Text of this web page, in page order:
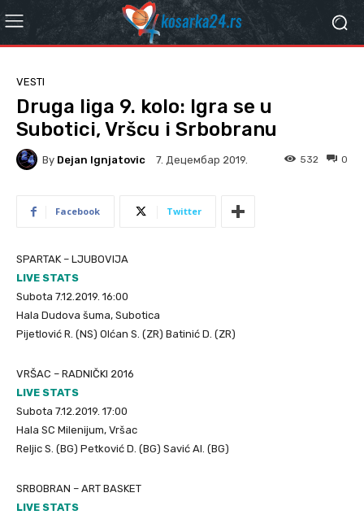
VESTI
Druga liga 9. kolo: Igra se u
Subotici, Vršcu i Srbobranu
By Dejan Ignjatovic 7. Децембар 2019. 0
532
Facebook Twitter
SPARTAK – LJUBOVIJA
LIVE STATS
Subota 7.12.2019. 16:00
Hala Dudova šuma, Subotica
Pijetlović R. (NS) Olćan S. (ZR) Batinić D. (ZR)
VRŠAC – RADNIČKI 2016
LIVE STATS
Subota 7.12.2019. 17:00
Hala SC Milenijum, Vršac
Reljic S. (BG) Petković D. (BG) Savić Al. (BG)
SRBOBRAN – ART BASKET
LIVE STATS